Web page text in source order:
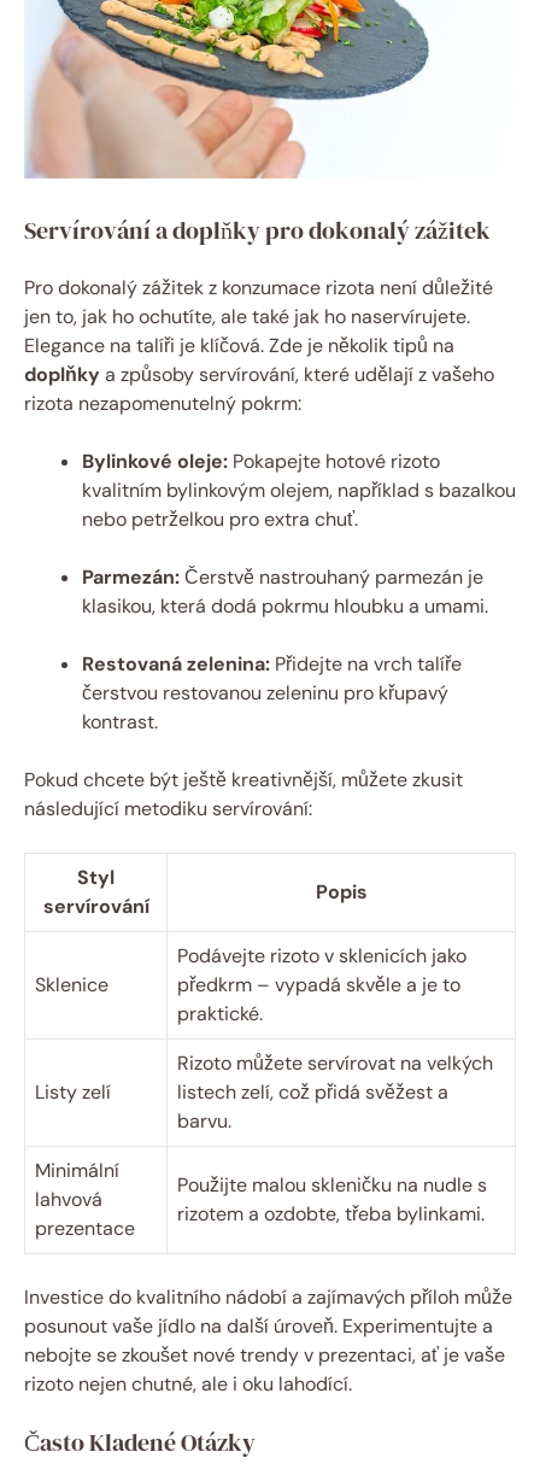
Servírování a doplňky pro dokonalý zážitek
Pro dokonalý zážitek z konzumace rizota není důležité
jen to, jak ho ochutíte, ale také jak ho naservírujete.
Elegance na talíři je klíčová. Zde je několik tipů na
doplňky a způsoby servírování, které udělají z vašeho
rizota nezapomenutelný pokrm:
Bylinkové oleje: Pokapejte hotové rizoto
kvalitním bylinkovým olejem, například s bazalkou
nebo petrželkou pro extra chuť.
Parmezán:Čerstvě nastrouhaný parmezán je
klasikou, která dodá pokrmu hloubku a umami.
Restovaná zelenina: Přidejte na vrch talíře
čerstvou restovanou zeleninu pro křupavý
kontrast.
Pokud chcete být ještě kreativnější, můžete zkusit
následující metodiku servírování:
Styl
servírování
Popis
Sklenice
Podávejte rizoto v sklenicích jako
předkrm – vypadá skvěle a je to
praktické.
Listy zelí
Rizoto můžete servírovat na velkých
listech zelí, což přidá svěžest a
barvu.
Minimální
lahvová
prezentace
Použijte malou skleničku na nudle s
rizotem a ozdobte, třeba bylinkami.
Investice do kvalitního nádobí a zajímavých příloh může
posunout vaše jídlo na další úroveň. Experimentujte a
nebojte se zkoušet nové trendy v prezentaci, ať je vaše
rizoto nejen chutné, ale i oku lahodící.
Často Kladené Otázky